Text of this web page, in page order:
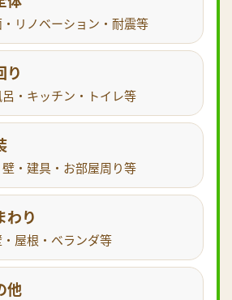
リノベーション・耐震等
り
・キッチン・トイレ等
・建具・お部屋周り等
わり
屋根・ベランダ等
他